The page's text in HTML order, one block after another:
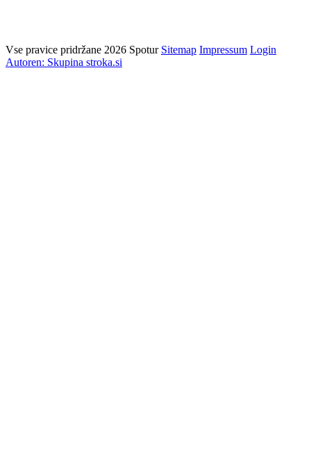
Vse pravice pridržane 2026 Spotur Sitemap Impressum Login
Autoren: Skupina stroka.si